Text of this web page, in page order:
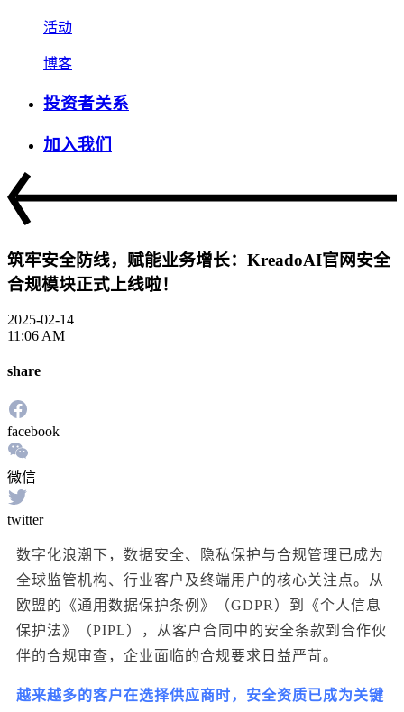
活动
博客
投资者关系
加入我们
筑牢安全防线，赋能业务增长：KreadoAI官网安全
合规模块正式上线啦！
2025-02-14
11:06 AM
share
facebook
微信
twitter
数字化浪潮下，数据安全、隐私保护与合规管理已成为
全球监管机构、行业客户及终端用户的核心关注点。从
欧盟的《通用数据保护条例》（GDPR）到《个人信息
保护法》（PIPL），从客户合同中的安全条款到合作伙
伴的合规审查，企业面临的合规要求日益严苛。
越来越多的客户在选择供应商时，安全资质已成为关键